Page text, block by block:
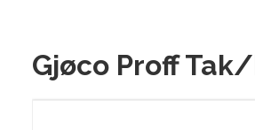
Gjøco Proff